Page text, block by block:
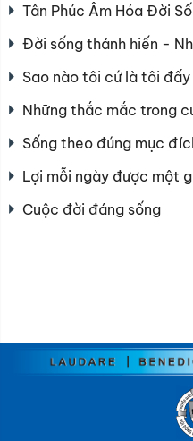
Tân Phúc Âm Hóa Đời
Đời sống thánh hiến -
Sao nào tôi cứ là tôi
Những thắc mắc trong
Sống theo đúng mục
Lợi mỗi ngày được một
Cuộc đời đáng sống